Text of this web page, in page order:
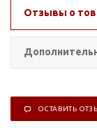
Отзывы о
ОСТАВИТЬ